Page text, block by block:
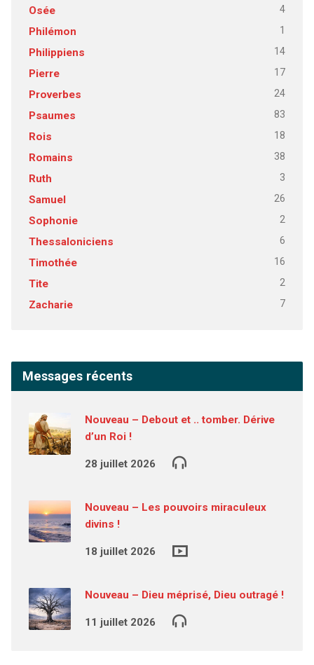
Osée 4
Philémon 1
Philippiens 14
Pierre 17
Proverbes 24
Psaumes 83
Rois 18
Romains 38
Ruth 3
Samuel 26
Sophonie 2
Thessaloniciens 6
Timothée 16
Tite 2
Zacharie 7
Messages récents
Nouveau – Debout et .. tomber. Dérive
d’un Roi !
28 juillet 2026
Nouveau – Les pouvoirs miraculeux
divins !
18 juillet 2026
Nouveau – Dieu méprisé, Dieu outragé !
11 juillet 2026